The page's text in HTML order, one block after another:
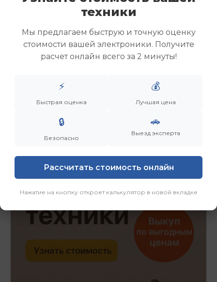
Скупка ноутбуков
Скупка ультрабуков
Скупка игровых ноутбуков
Скупка рабочих ноутбуков
Скупка старых ноутбуков (б/у)
Заказать Смотреть еще
техники
Мы предлагаем быструю и точную оценку
стоимости вашей электроники. Получите
расчет онлайн всего за 2 минуты!
⚡
Быстрая оценка
💰
Лучшая цена
🔒
Безопасно
🚗
Выезд эксперта
Рассчитать стоимость онлайн
Нажатие на кнопку откроет калькулятор в новой вкладке